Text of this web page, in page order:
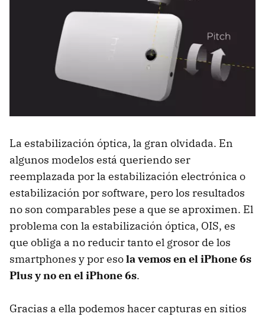
La estabilización óptica, la gran olvidada. En
algunos modelos está queriendo ser
reemplazada por la estabilización electrónica o
estabilización por software, pero los resultados
no son comparables pese a que se aproximen. El
problema con la estabilización óptica, OIS, es
que obliga a no reducir tanto el grosor de los
smartphones y por esola vemos en el iPhone 6s
Plus y no en el iPhone 6s.
Gracias a ella podemos hacer capturas en sitios